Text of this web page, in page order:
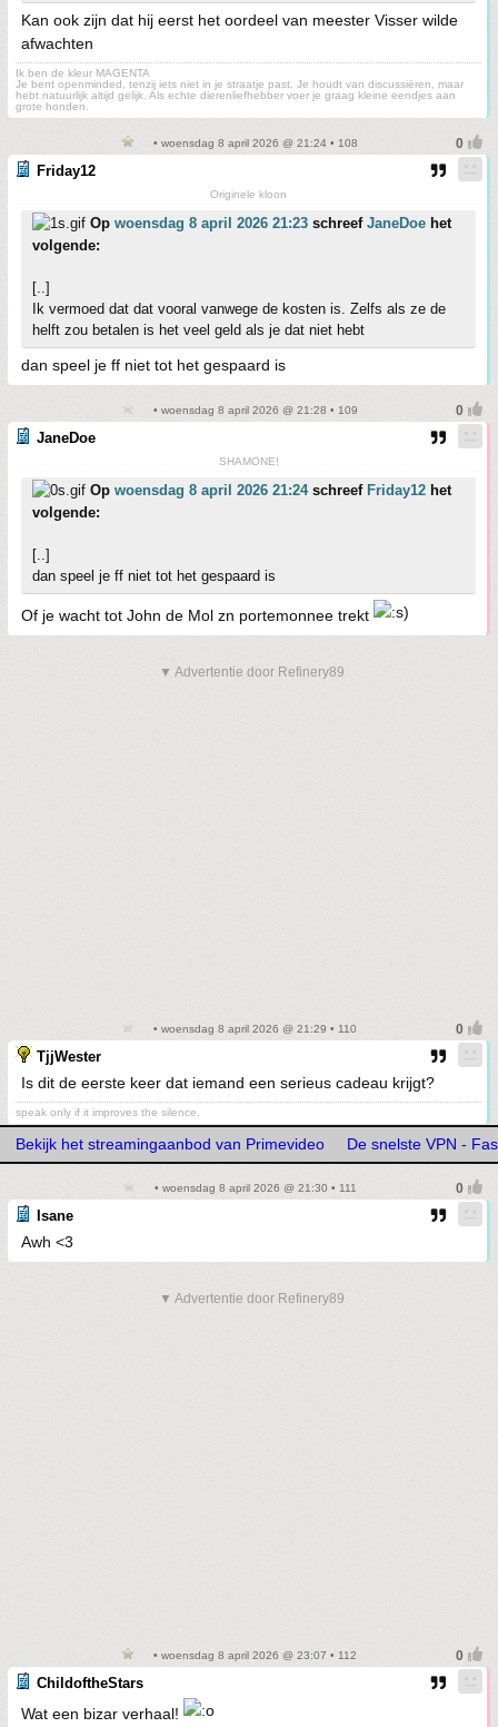
Kan ook zijn dat hij eerst het oordeel van meester Visser wilde
afwachten
Ik ben de kleur MAGENTA
Je bent openminded, tenzij iets niet in je straatje past. Je houdt van discussiëren, maar
hebt natuurlijk altijd gelijk. Als echte dierenliefhebber voer je graag kleine eendjes aan
grote honden.
• woensdag 8 april 2026 @ 21:24 • 108
Friday12
Originele kloon
Op woensdag 8 april 2026 21:23 schreef JaneDoe het
volgende:
[..]
Ik vermoed dat dat vooral vanwege de kosten is. Zelfs als ze de
helft zou betalen is het veel geld als je dat niet hebt
dan speel je ff niet tot het gespaard is
• woensdag 8 april 2026 @ 21:28 • 109
JaneDoe
SHAMONE!
Op woensdag 8 april 2026 21:24schreef Friday12 het
volgende:
[..]
dan speel je ff niet tot het gespaard is
Of je wacht tot John de Mol zn portemonnee trekt
▼ Advertentie door Refinery89
• woensdag 8 april 2026 @ 21:29 • 110
TjjWester
Is dit de eerste keer dat iemand een serieus cadeau krijgt?
speak only if it improves the silence.
Bekijk het streamingaanbod van Primevideo De snelste VPN -
• woensdag 8 april 2026 @ 21:30 • 111
Isane
Awh <3
▼ Advertentie door Refinery89
• woensdag 8 april 2026 @ 23:07 • 112
ChildoftheStars
Wat een bizar verhaal!